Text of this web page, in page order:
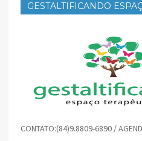
GESTALTIFICANDO
CONTATO:(84)9.8809-6890 /